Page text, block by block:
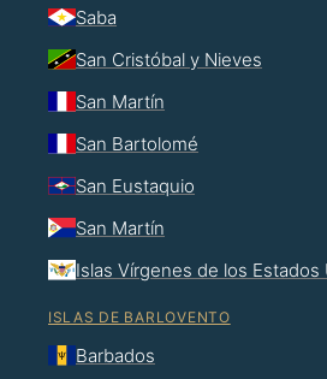
Saba
San Cristóbal y Nieves
San Martín
San Bartolomé
San Eustaquio
San Martín
Islas Vírgenes de los Estados
ISLAS DE BARLOVENTO
Barbados